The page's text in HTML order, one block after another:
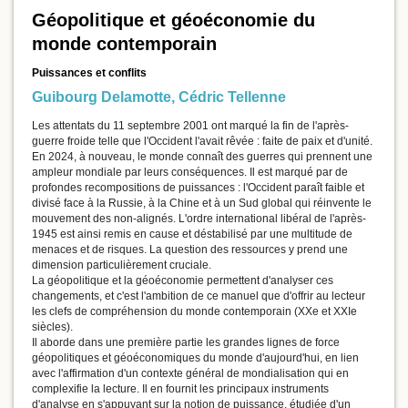
Géopolitique et géoéconomie du
monde contemporain
Puissances et conflits
Guibourg Delamotte, Cédric Tellenne
Les attentats du 11 septembre 2001 ont marqué la fin de l'après-
guerre froide telle que l'Occident l'avait rêvée : faite de paix et d'unité.
En 2024, à nouveau, le monde connaît des guerres qui prennent une
ampleur mondiale par leurs conséquences. Il est marqué par de
profondes recompositions de puissances : l'Occident paraît faible et
divisé face à la Russie, à la Chine et à un Sud global qui réinvente le
mouvement des non-alignés. L'ordre international libéral de l'après-
1945 est ainsi remis en cause et déstabilisé par une multitude de
menaces et de risques. La question des ressources y prend une
dimension particulièrement cruciale.
La géopolitique et la géoéconomie permettent d'analyser ces
changements, et c'est l'ambition de ce manuel que d'offrir au lecteur
les clefs de compréhension du monde contemporain (XXe et XXIe
siècles).
Il aborde dans une première partie les grandes lignes de force
géopolitiques et géoéconomiques du monde d'aujourd'hui, en lien
avec l'affirmation d'un contexte général de mondialisation qui en
complexifie la lecture. Il en fournit les principaux instruments
d'analyse en s'appuyant sur la notion de puissance, étudiée d'un